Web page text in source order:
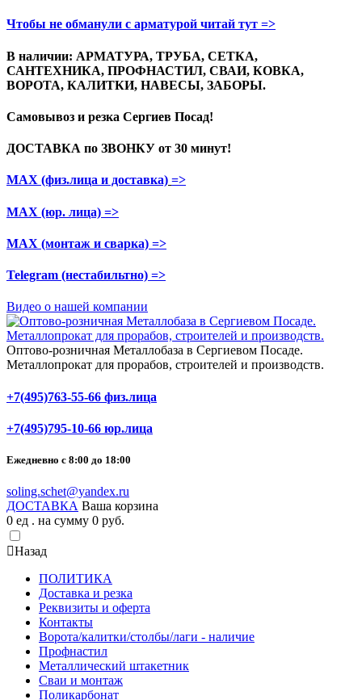
Чтобы не обманули с арматурой читай тут =>
В наличии: АРМАТУРА, ТРУБА, СЕТКА,
САНТЕХНИКА, ПРОФНАСТИЛ, СВАИ, КОВКА,
ВОРОТА, КАЛИТКИ, НАВЕСЫ, ЗАБОРЫ.
Самовывоз и резка Сергиев Посад!
ДОСТАВКА по ЗВОНКУ от 30 минут!
МАХ (физ.лица и доставка) =>
МАХ (юр. лица) =>
МАХ (монтаж и сварка) =>
Telegram (нестабильтно) =>
Видео о нашей компании
Оптово-розничная Металлобаза в Сергиевом Посаде.
Металлопрокат для прорабов, строителей и производств.
+7(495)763-55-66 физ.лица
+7(495)795-10-66 юр.лица
Ежедневно с 8:00 до 18:00
soling.schet@yandex.ru
ДОСТАВКА Ваша корзина
0 ед . на сумму 0 pуб.
Назад
ПОЛИТИКА
Доставка и резка
Реквизиты и оферта
Контакты
Ворота/калитки/столбы/лаги - наличие
Профнастил
Металлический штакетник
Сваи и монтаж
Поликарбонат